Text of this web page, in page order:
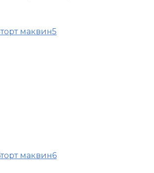
торт маквин5
торт маквин6